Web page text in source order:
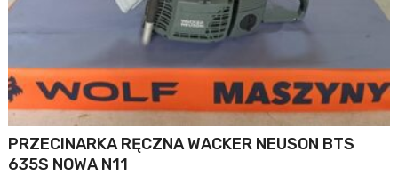
PRZECINARKA RĘCZNA WACKER NEUSON BTS
635S NOWA N11